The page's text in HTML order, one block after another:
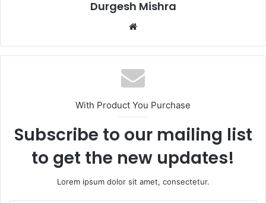
Durgesh Mishra
Website
With Product You Purchase
Subscribe to our mailing list
to get the new updates!
Lorem ipsum dolor sit amet, consectetur.